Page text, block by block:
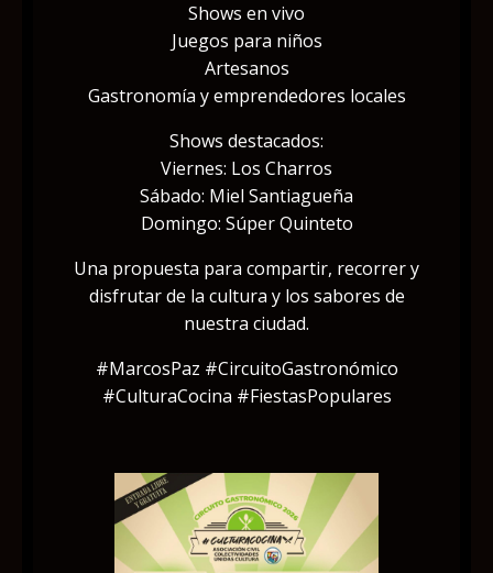
Shows en vivo
Juegos para niños
Artesanos
Gastronomía y emprendedores locales
Shows destacados:
Viernes: Los Charros
Sábado: Miel Santiagueña
Domingo: Súper Quinteto
Una propuesta para compartir, recorrer y
disfrutar de la cultura y los sabores de
nuestra ciudad.
#MarcosPaz #CircuitoGastronómico
#CulturaCocina #FiestasPopulares